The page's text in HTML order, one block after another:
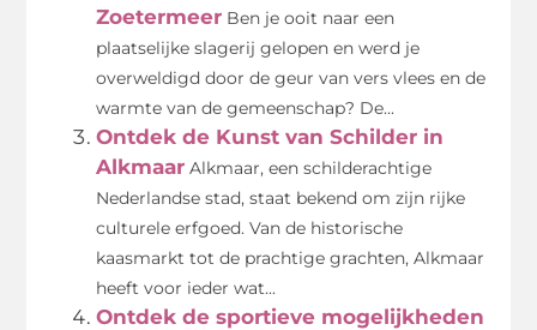
Zoetermeer Ben je ooit naar een
plaatselijke slagerij gelopen en werd je
overweldigd door de geur van vers vlees en de
warmte van de gemeenschap? De...
Ontdek de Kunst van Schilder in
Alkmaar Alkmaar, een schilderachtige
Nederlandse stad, staat bekend om zijn rijke
culturele erfgoed. Van de historische
kaasmarkt tot de prachtige grachten, Alkmaar
heeft voor ieder wat...
Ontdek de sportieve mogelijkheden